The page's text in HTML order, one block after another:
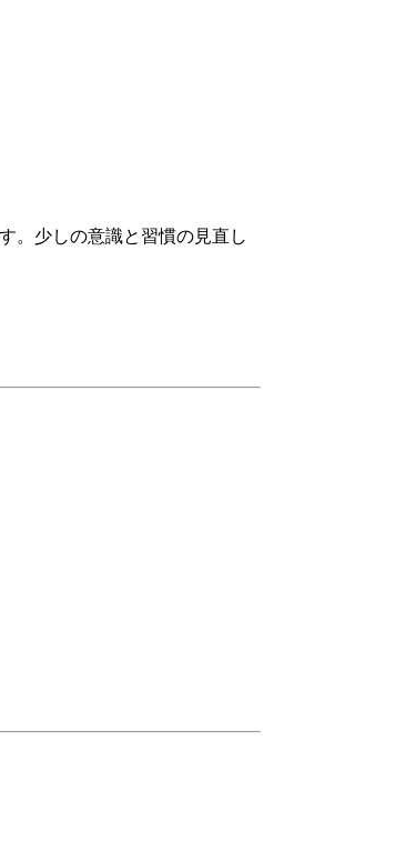
。少しの意識と習慣の見直し